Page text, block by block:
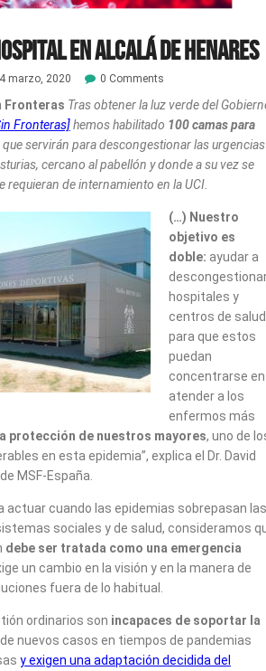
en Alcalá de Henares
marzo, 2020 0 Comments
Fronteras Tras obtener la luz verde del
Fronteras]hemos habilitado 100 camas para
que servirán para descongestionar las
cercano al pabellón y donde a su vez se
requieran de internamiento en la UCI.
(…) Nuestro
objetivo es
doble: ayudar a
hospitales y
centros de salud
para que estos
puedan
concentrarse en
atender a los
enfermos más
protección de nuestros mayores, uno de
en esta epidemia”, explica el Dr. David
MSF-España.
actuar cuando las epidemias sobrepasan las
sociales y de salud, consideramos
debe ser tratada como una emergencia
un cambio en la visión y en la manera de
fuera de lo habitual.
ordinarios son incapaces de soportar la
de nuevos casos en tiempos de pandemias
y exigen una adaptación decidida del